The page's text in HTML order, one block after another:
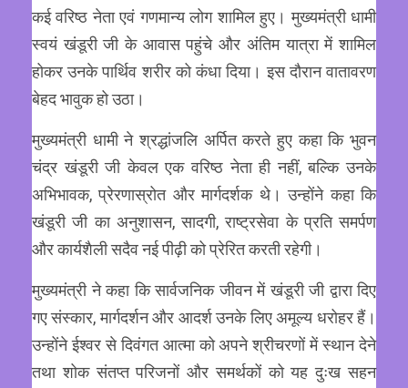
कई वरिष्ठ नेता एवं गणमान्य लोग शामिल हुए। मुख्यमंत्री धामी
स्वयं खंडूरी जी के आवास पहुंचे और अंतिम यात्रा में शामिल
होकर उनके पार्थिव शरीर को कंधा दिया। इस दौरान वातावरण
बेहद भावुक हो उठा।
मुख्यमंत्री धामी ने श्रद्धांजलि अर्पित करते हुए कहा कि भुवन
चंद्र खंडूरी जी केवल एक वरिष्ठ नेता ही नहीं, बल्कि उनके
अभिभावक, प्रेरणास्रोत और मार्गदर्शक थे। उन्होंने कहा कि
खंडूरी जी का अनुशासन, सादगी, राष्ट्रसेवा के प्रति समर्पण
और कार्यशैली सदैव नई पीढ़ी को प्रेरित करती रहेगी।
मुख्यमंत्री ने कहा कि सार्वजनिक जीवन में खंडूरी जी द्वारा दिए
गए संस्कार, मार्गदर्शन और आदर्श उनके लिए अमूल्य धरोहर हैं।
उन्होंने ईश्वर से दिवंगत आत्मा को अपने श्रीचरणों में स्थान देने
तथा शोक संतप्त परिजनों और समर्थकों को यह दुःख सहन